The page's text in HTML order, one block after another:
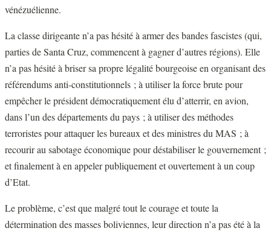
vénézuélienne.
La classe dirigeante n’a pas hésité à armer des bandes fascistes (qui,
parties de Santa Cruz, commencent à gagner d’autres régions). Elle
n’a pas hésité à briser sa propre légalité bourgeoise en organisant des
référendums anti-constitutionnels ; à utiliser la force brute pour
empêcher le président démocratiquement élu d’atterrir, en avion,
dans l’un des départements du pays ; à utiliser des méthodes
terroristes pour attaquer les bureaux et des ministres du MAS ; à
recourir au sabotage économique pour déstabiliser le gouvernement ;
et finalement à en appeler publiquement et ouvertement à un coup
d’Etat.
Le problème, c’est que malgré tout le courage et toute la
détermination des masses boliviennes, leur direction n’a pas été à la